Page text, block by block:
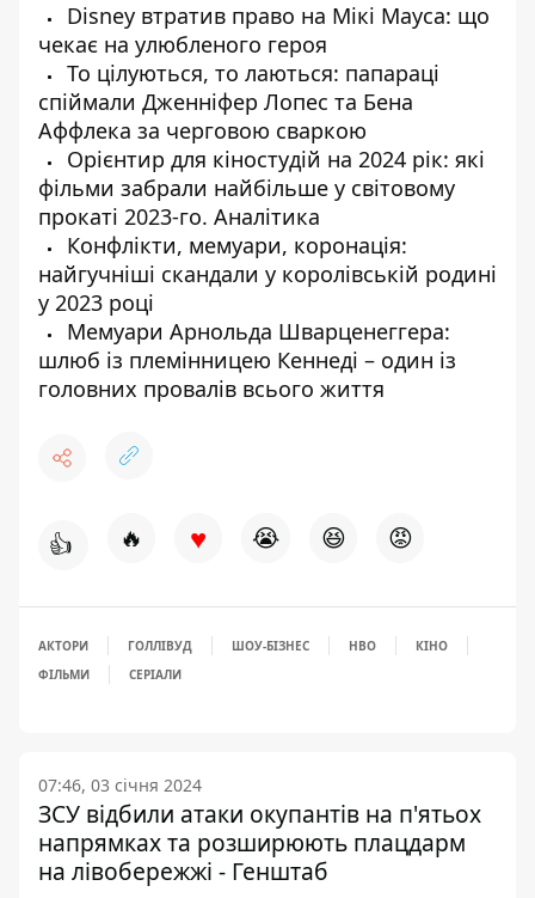
Disney втратив право на Мікі Мауса: що
чекає на улюбленого героя
То цілуються, то лаються: папараці
спіймали Дженніфер Лопес та Бена
Аффлека за черговою сваркою
Орієнтир для кіностудій на 2024 рік: які
фільми забрали найбільше у світовому
прокаті 2023-го. Аналітика
Конфлікти, мемуари, коронація:
найгучніші скандали у королівській родині
у 2023 році
Мемуари Арнольда Шварценеггера:
шлюб із племінницею Кеннеді – один із
головних провалів всього життя
👍 🔥 ♥ 😭 😆 😡
АКТОРИ ГОЛЛІВУД ШОУ-БІЗНЕС HBO
КІНО
ФІЛЬМИ
СЕРІАЛИ
07:46, 03 січня 2024
ЗСУ відбили атаки окупантів на п'ятьох
напрямках та розширюють плацдарм
на лівобережжі - Генштаб